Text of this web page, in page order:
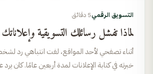
التسويق الرقمي5 دقائق
لماذا تفشل رسائلك التسويقية
أثناء تصفحي لأحد المواقع، لفت انتباهي رد
خبرته في كتابة الإعلانات لمدة أربعين عامًا. كان يرد